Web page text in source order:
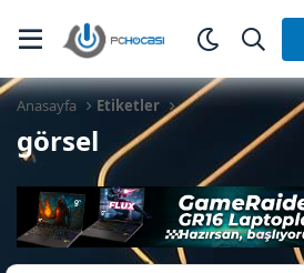
Anasayfa Etiketler
görsel